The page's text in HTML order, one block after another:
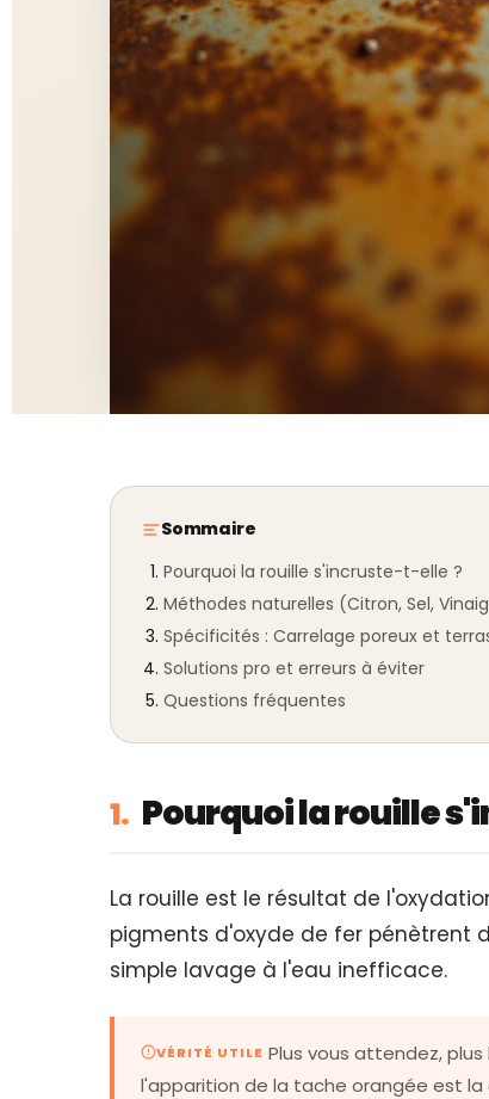
Sommaire
Pourquoi la rouille s'incruste-t-elle ?
Méthodes naturelles (Citron, Sel,
Spécificités : Carrelage poreux et
Solutions pro et erreurs à éviter
Questions fréquentes
1. Pourquoi la rouille
La rouille est le résultat de
pigments d'oxyde de fer pénètrent
simple lavage à l'eau inefficace.
VÉRITÉ UTILE Plus vous attendez,
l'apparition de la tache orangée est la